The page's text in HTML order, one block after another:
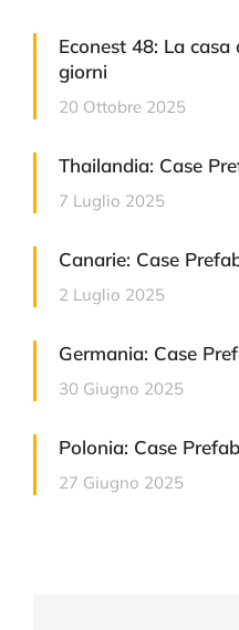
Econest 48: La
giorni
20 Ottobre 2025
Thailandia: Case
7 Luglio 2025
Canarie: Case
2 Luglio 2025
Germania: Case
30 Giugno 2025
Polonia: Case
27 Giugno 2025